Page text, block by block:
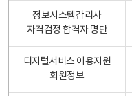
정보시스템감리사
자격검정 합격자 명단
디지털서비스 이용지원
회원정보